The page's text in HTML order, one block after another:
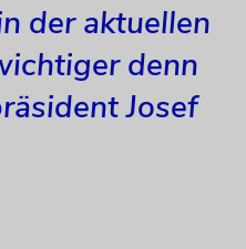
der aktuellen
denn
Josef